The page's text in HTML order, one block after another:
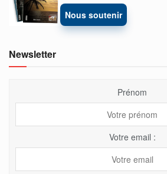
Nous soutenir
Newsletter
Prénom
Votre email :